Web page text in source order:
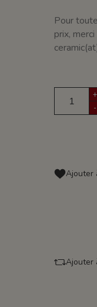
Pour
prix,
+
-
Ajouter
Ajouter